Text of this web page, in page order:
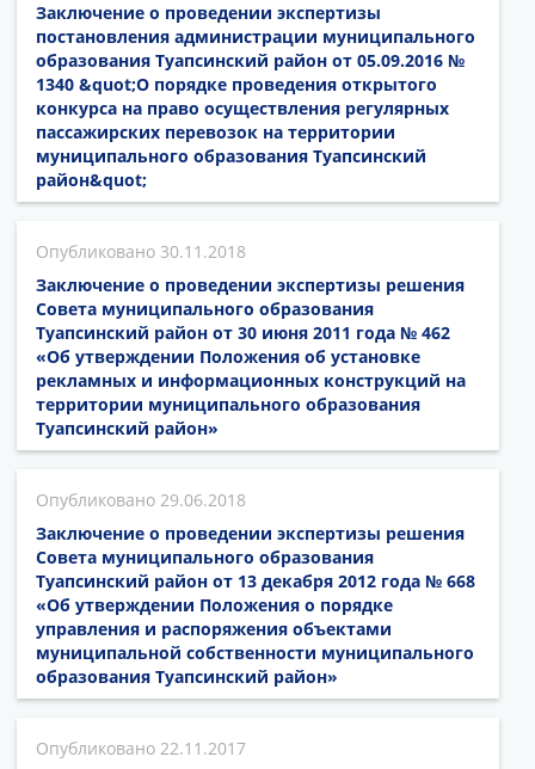
Заключение о проведении экспертизы
постановления администрации муниципального
образования Туапсинский район от 05.09.2016 №
1340 &quot;О порядке проведения открытого
конкурса на право осуществления регулярных
пассажирских перевозок на территории
муниципального образования Туапсинский
район&quot;
30.11.2018
Заключение о проведении экспертизы решения
Совета муниципального образования
Туапсинский район от 30 июня 2011 года № 462
«Об утверждении Положения об установке
рекламных и информационных конструкций на
территории муниципального образования
Туапсинский район»
29.06.2018
Заключение о проведении экспертизы решения
Совета муниципального образования
Туапсинский район от 13 декабря 2012 года № 668
«Об утверждении Положения о порядке
управления и распоряжения объектами
муниципальной собственности муниципального
образования Туапсинский район»
22.11.2017